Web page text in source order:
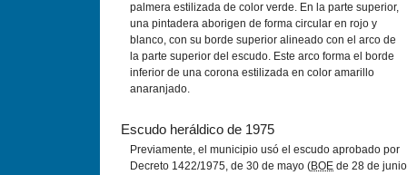
palmera estilizada de color verde. En la parte superior,
una pintadera aborigen de forma circular en rojo y
blanco, con su borde superior alineado con el arco de
la parte superior del escudo. Este arco forma el borde
inferior de una corona estilizada en color amarillo
anaranjado.
Escudo heráldico de 1975
Previamente, el municipio usó el escudo aprobado por
Decreto 1422/1975, de 30 de mayo (BOE de 28 de junio